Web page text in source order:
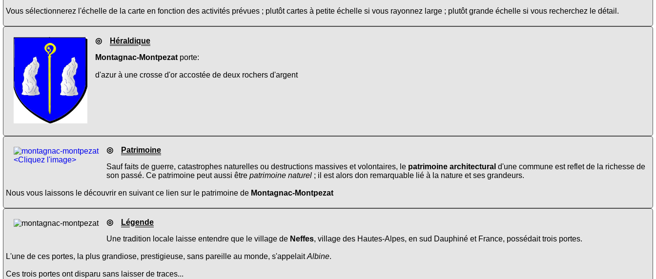
Vous sélectionnerez l'échelle de la carte en fonction des activités prévues ; plutôt cartes à petite échelle si vous rayonnez large ; plutôt grande échelle si vous recherchez le détail.
◎
Héraldique
Montagnac-Montpezat porte:
d'azur à une crosse d'or accostée de deux rochers d'argent
<Cliquez l'image>
◎
Patrimoine
Sauf faits de guerre, catastrophes naturelles ou destructions massives et volontaires, le patrimoine architectural d'une commune est reflet de la richesse de
son passé. Ce patrimoine peut aussi être patrimoine naturel ; il est alors don remarquable lié à la nature et ses grandeurs.
Nous vous laissons le découvrir en suivant ce lien sur le patrimoine de Montagnac-Montpezat
◎
Légende
Une tradition locale laisse entendre que le village de Neffes, village des Hautes-Alpes, en sud Dauphiné et France, possédait trois portes.
L'une de ces portes, la plus grandiose, prestigieuse, sans pareille au monde, s'appelaitAlbine.
Ces trois portes ont disparu sans laisser de traces...